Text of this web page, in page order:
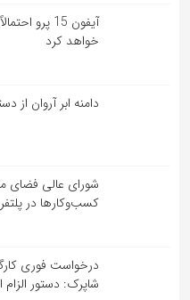
خواهد کرد
دامنه ابر آروان
کسب‌و‌کارها در
درخواست فوری
شاپرک: دستور الزام